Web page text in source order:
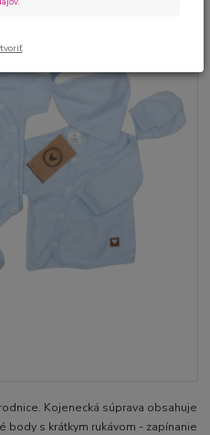
Kojenecká súprava obsahuje
body s krátkym rukávom - zapínanie